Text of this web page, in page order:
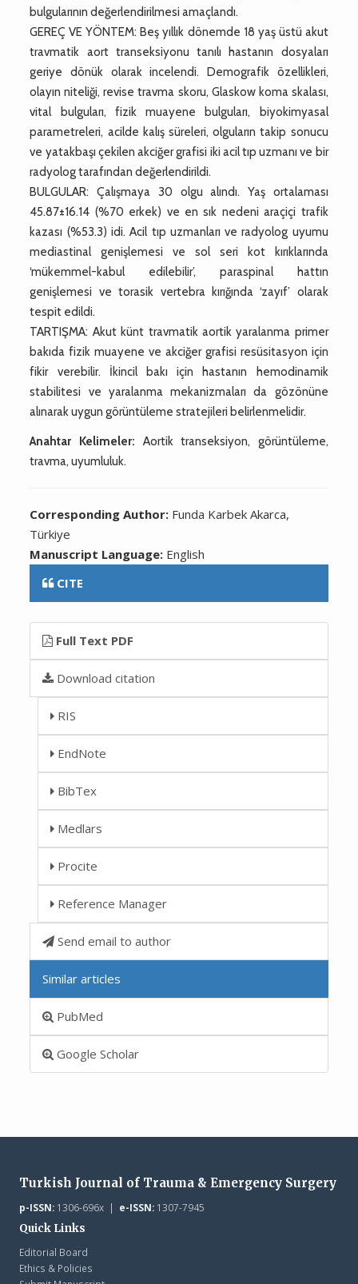
bulgularının değerlendirilmesi amaçlandı.
GEREÇ VE YÖNTEM: Beş yıllık dönemde 18 yaş üstü akut
travmatik aort transeksiyonu tanılı hastanın dosyaları
geriye dönük olarak incelendi. Demografik özellikleri,
olayın niteliği, revise travma skoru, Glaskow koma skalası,
vital bulguları, fizik muayene bulguları, biyokimyasal
parametreleri, acilde kalış süreleri, olguların takip sonucu
ve yatakbaşı çekilen akciğer grafisi iki acil tıp uzmanı ve bir
radyolog tarafından değerlendirildi.
BULGULAR: Çalışmaya 30 olgu alındı. Yaş ortalaması
45.87±16.14 (%70 erkek) ve en sık nedeni araçiçi trafik
kazası (%53.3) idi. Acil tıp uzmanları ve radyolog uyumu
mediastinal genişlemesi ve sol seri kot kırıklarında
‘mükemmel-kabul edilebilir’, paraspinal hattın
genişlemesi ve torasik vertebra kırığında ‘zayıf’ olarak
tespit edildi.
TARTIŞMA: Akut künt travmatik aortik yaralanma primer
bakıda fizik muayene ve akciğer grafisi resüsitasyon için
fikir verebilir. İkincil bakı için hastanın hemodinamik
stabilitesi ve yaralanma mekanizmaları da gözönüne
alınarak uygun görüntüleme stratejileri belirlenmelidir.
Anahtar Kelimeler: Aortik transeksiyon, görüntüleme,
travma, uyumluluk.
Corresponding Author: Funda Karbek Akarca,
Türkiye
Manuscript Language: English
CITE
Full Text PDF
Download citation
RIS
EndNote
BibTex
Medlars
Procite
Reference Manager
Send email to author
Similar articles
PubMed
Google Scholar
Turkish Journal of Trauma & Emergency Surgery
p-ISSN:1306-696x | e-ISSN:1307-7945
Quick Links
Editorial Board
Ethics & Policies